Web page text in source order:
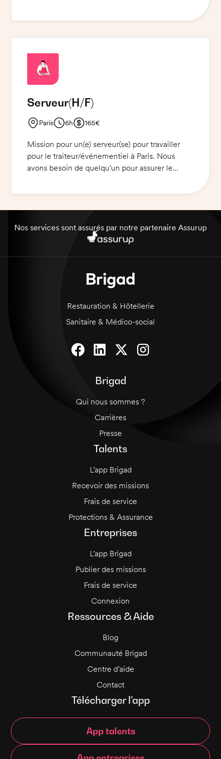
et efficace. Les qualités requises sont la
Serveur(H/F)
Paris 6h 165€
Mission pour un(e) serveur(se) pour travailler
pour le traiteur/événementiel à Paris. Nous
avons besoin de quelqu'un pour assurer le
mise en place du cocktail dinatoire, l'installation
verres pendant la soirée.
Nos services sont assurés par notre partenaire Assurup
Restauration & Hôtellerie
Sanitaire & Médico-social
Brigad
Qui nous sommes ?
Carrières
Presse
Talents
L’app Brigad
Recevoir des missions
Frais de service
Protections & Assurance
Entreprises
L’app Brigad
Publier des missions
Frais de service
Connexion
Ressources & Aide
Blog
Communauté Brigad
Centre d’aide
Contact
Télécharger l’app
App talents